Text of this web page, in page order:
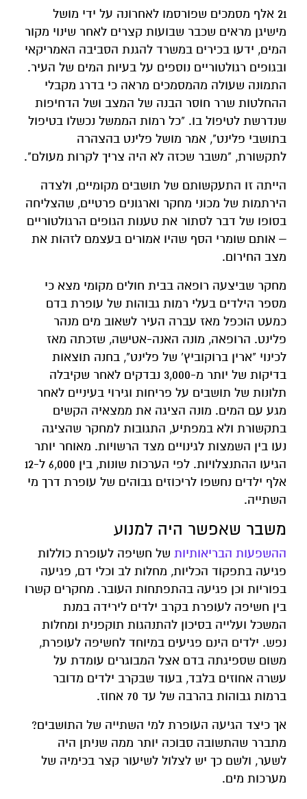
21 אלף מסמכים שפורסמו לאחרונה על ידי מושל
מישיגן מראים שכבר שבועות קצרים לאחר שינוי מקור
המים, ידעו בכירים במשרד להגנת הסביבה האמריקאי
ובגופים רגולטוריים נוספים על בעיות המים של העיר.
התמונה שעולה מהמסמכים מראה כי בדרג מקבלי
ההחלטות שרר חוסר הבנה של המצב ושל הדחיפות
שנדרשת לטיפול בו. "כל רמות הממשל נכשלו בטיפול
בתושבי פלינט", אמר מושל פלינט בהצהרה
לתקשורת, "משבר שכזה לא היה צריך לקרות מעולם".
הייתה זו התעקשותם של תושבים מקומיים, ולצדה
הירתמות של מכוני מחקר וארגונים פרטיים, שהצליחה
בסופו של דבר לסתור את טענות הגופים הרגולטוריים
– אותם שומרי הסף שהיו אמורים בעצמם לזהות את
מצב החירום.
מחקר שביצעה רופאה בבית חולים מקומי מצא כי
מספר הילדים בעלי רמות גבוהות של עופרת בדם
כמעט הוכפל מאז עברה העיר לשאוב מים מנהר
פלינט. הרופאה, מונה האנה-אטישה, שזכתה מאז
לכינוי "ארין ברוקוביץ' של פלינט", בחנה תוצאות
בדיקות של יותר מ-3,000 נבדקים לאחר שקיבלה
תלונות של תושבים על פריחות וגירוי בעיניים לאחר
מגע עם המים. מונה הציגה את ממצאיה הקשים
בתקשורת ולא במפתיע, התגובות למחקר שהציגה
נעו בין השמצות לגינויים מצד הרשויות. מאוחר יותר
הגיעו ההתנצלויות. לפי הערכות שונות, בין 6,000 ל-12
אלף ילדים נחשפו לריכוזים גבוהים של עופרת דרך מי
השתייה.
משבר שאפשר היה למנוע
ההשפעות הבריאותיות של חשיפה לעופרת כוללות
פגיעה בתפקוד הכליות, מחלות לב וכלי דם, פגיעה
בפוריות וכן פגיעה בהתפתחות העובר. מחקרים קשרו
בין חשיפה לעופרת בקרב ילדים לירידה במנת
המשכל ועלייה בסיכון להתנהגות תוקפנית ומחלות
נפש. ילדים הינם פגיעים במיוחד לחשיפה לעופרת,
משום שספיגתה בדם אצל המבוגרים עומדת על
עשרה אחוזים בלבד, בעוד שבקרב ילדים מדובר
ברמות גבוהות בהרבה של עד 70 אחוז.
אך כיצד הגיעה העופרת למי השתייה של התושבים?
מתברר שהתשובה סבוכה יותר ממה שניתן היה
לשער, ולשם כך יש לצלול לשיעור קצר בכימיה של
מערכות מים.